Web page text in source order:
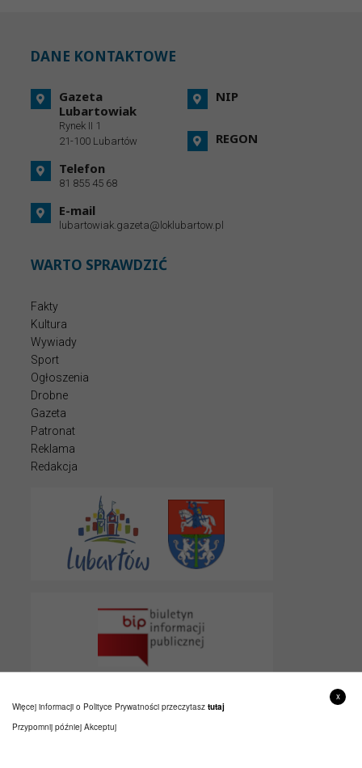
DANE KONTAKTOWE
Gazeta
Lubartowiak
Rynek II 1
21-100 Lubartów
Telefon
81 855 45 68
E-mail
lubartowiak.gazeta@loklubartow.pl
NIP
REGON
WARTO SPRAWDZIĆ
Fakty
Kultura
Wywiady
Sport
Ogłoszenia
Drobne
Gazeta
Patronat
Reklama
Redakcja
x
Więcej informacji o Polityce Prywatności przeczytasz tutaj
Przypomnij później Akceptuj